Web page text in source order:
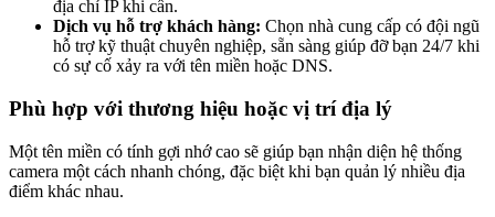
địa chỉ IP khi cần.
Dịch vụ hỗ trợ khách hàng: Chọn nhà cung cấp có đội ngũ
hỗ trợ kỹ thuật chuyên nghiệp, sẵn sàng giúp đỡ bạn 24/7 khi
có sự cố xảy ra với tên miền hoặc DNS.
Phù hợp với thương hiệu hoặc vị trí địa lý
Một tên miền có tính gợi nhớ cao sẽ giúp bạn nhận diện hệ thống
camera một cách nhanh chóng, đặc biệt khi bạn quản lý nhiều địa
điểm khác nhau.